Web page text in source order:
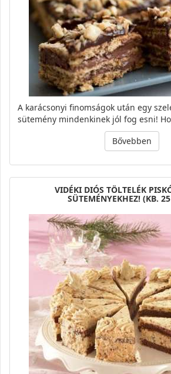
A karácsonyi finomságok után egy
sütemény mindenkinek jól fog esni!
Bővebben
VIDÉKI DIÓS TÖLTELÉK
SÜTEMÉNYEKHEZ! (KB.